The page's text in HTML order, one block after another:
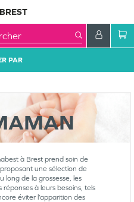
PAR
à Brest prend soin de
une sélection de
long de la grossesse, les
à leurs besoins, tels
éviter l’apparition des